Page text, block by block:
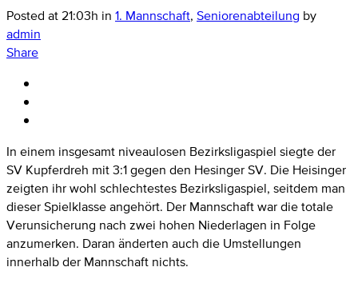
Posted at 21:03h in 1. Mannschaft, Seniorenabteilung by
admin
Share
In einem insgesamt niveaulosen Bezirksligaspiel siegte der
SV Kupferdreh mit 3:1 gegen den Hesinger SV. Die Heisinger
zeigten ihr wohl schlechtestes Bezirksligaspiel, seitdem man
dieser Spielklasse angehört. Der Mannschaft war die totale
Verunsicherung nach zwei hohen Niederlagen in Folge
anzumerken. Daran änderten auch die Umstellungen
innerhalb der Mannschaft nichts.